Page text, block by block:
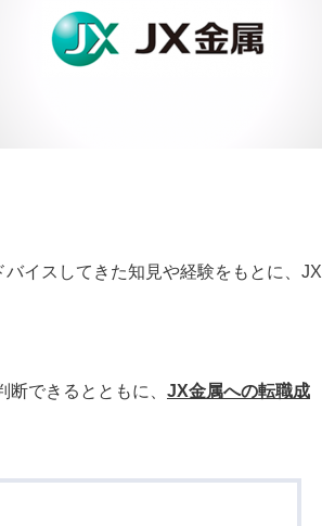
イスしてきた知見や経験をもとに、JX
断できるとともに、 JX金属への転職成